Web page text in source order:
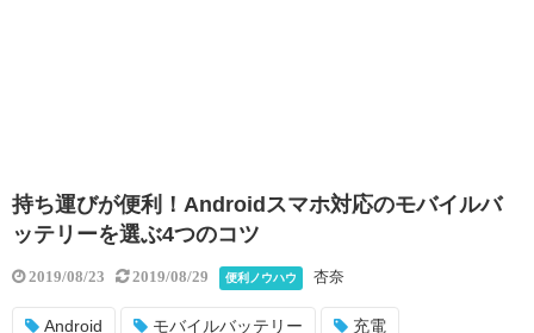
持ち運びが便利！Androidスマホ対応のモバイルバ
ッテリーを選ぶ4つのコツ
2019/08/23 2019/08/29 便利ノウハウ 杏奈
Android モバイルバッテリー 充電